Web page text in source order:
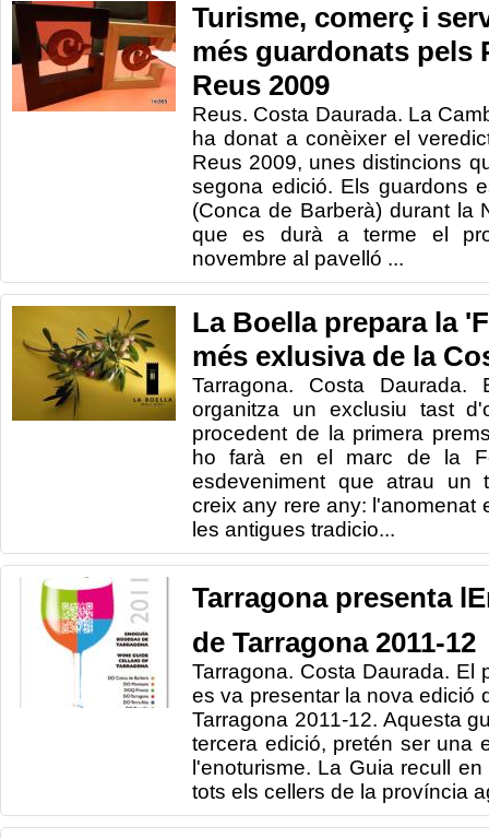
Turisme, comerç i
més guardonats pels
Reus 2009
Reus. Costa Daurada. La
ha donat a conèixer el
Reus 2009, unes distincions
segona edició. Els guardons
(Conca de Barberà) durant la
que es durà a terme el
novembre al pavelló ...
La Boella prepara la
més exlusiva de la
Tarragona. Costa
organitza un exclusiu tast
procedent de la primera
ho farà en el marc de la
esdeveniment que atrau un
creix any rere any: l'anomenat
les antigues tradicio...
Tarragona presenta
de Tarragona 2011-12
Tarragona. Costa Daurada. El
es va presentar la nova edició
Tarragona 2011-12. Aquesta
tercera edició, pretén ser una
l'enoturisme. La Guia recull
tots els cellers de la província